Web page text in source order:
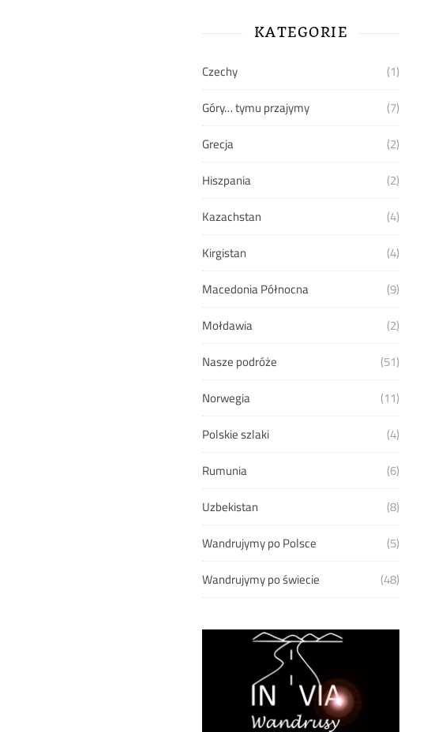
KATEGORIE
Czechy
(1)
Góry… tymu przajymy
(7)
Grecja
(2)
Hiszpania
(2)
Kazachstan
(4)
Kirgistan
(4)
Macedonia Północna
(9)
Mołdawia
(2)
Nasze podróże
(51)
Norwegia
(11)
Polskie szlaki
(4)
Rumunia
(6)
Uzbekistan
(8)
Wandrujymy po Polsce
(5)
Wandrujymy po świecie
(48)